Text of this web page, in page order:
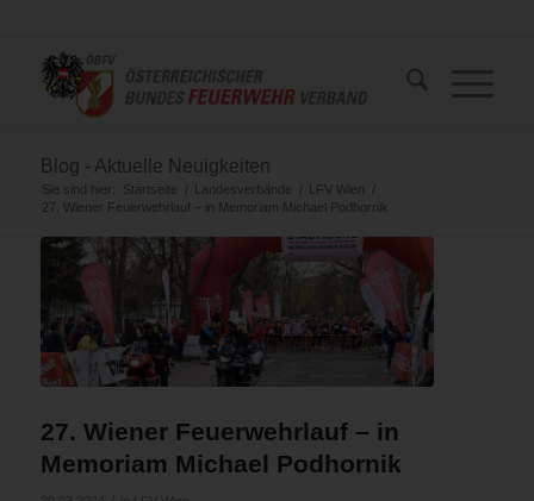
Blog - Aktuelle Neuigkeiten
Sie sind hier: Startseite / Landesverbände / LFV Wien
/
27. Wiener Feuerwehrlauf – in Memoriam Michael Podhornik
27. Wiener Feuerwehrlauf – in
Memoriam Michael Podhornik